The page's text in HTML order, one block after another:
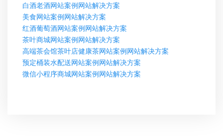
白酒老酒网站案例网站解决方案
美食网站案例网站解决方案
红酒葡萄酒网站案例网站解决方案
茶叶商城网站案例网站解决方案
高端茶会馆茶叶店健康茶网站案例网站解决方案
预定桶装水配送网站案例网站解决方案
微信小程序商城网站案例网站解决方案